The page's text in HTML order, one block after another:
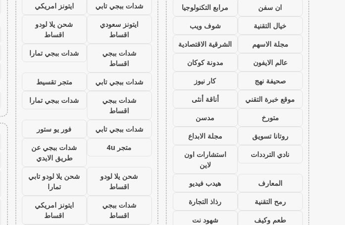
ان سفن
مرابع التكنولوجيا
خيال التقنية
شوف ويب
مجلة الاسهم
الشرقية الاقتصادية
عالم الايفون
مدونة كوكان
صحيفة نهج
كار نيوز
موقع خبرة التقني
أناقة أنثى
متورخ
مدسن
روتانا تسويق
مجلة الابداع
نادي الترددات
استشارات اون
لاين
المعارف
هيدب فيديو
رمح التقنية
رذاذ التجارة
طعم وكيف
شهود نت
شدات ببجي تابي
ايتونز امريكي
ايتونز سعودي
اقساط
شحن يلا لودو
اقساط
شدات ببجي
اقساط
شدات ببجي تمارا
شدات ببجي تابي
متجر تقسيط
شدات ببجي
اقساط
شدات ببجي تمارا
شدات ببجي تابي
فور يو ستور
متجر 4u
شدات ببجي عن
طريق الايدي
شحن يلا لودو
اقساط
شحن يلا لودو تابي
تمارا
شدات ببجي
اقساط
ايتونز امريكي
اقساط